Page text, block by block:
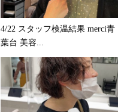
4/22 スタッフ検温結果 merci青
葉台 美容...